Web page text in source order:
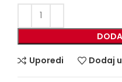
Uporedi Dodaj